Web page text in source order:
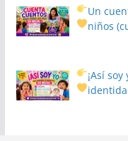
Un
niños
¡Así